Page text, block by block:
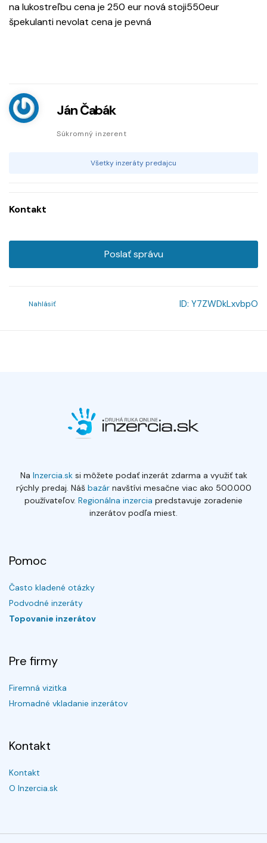
na lukostreľbu cena je 250 eur nová stoji550eur
špekulanti nevolat cena je pevná
Ján Čabák
Súkromný inzerent
Všetky inzeráty predajcu
Kontakt
Poslať správu
Nahlásiť ID: Y7ZWDkLxvbpO
Na Inzercia.sksi môžete podať inzerát zdarma a využiť tak
rýchly predaj. Náš bazárnavštívi mesačne viac ako 500.000
používateľov. Regionálna inzercia predstavuje zoradenie
inzerátov podľa miest.
Pomoc
Často kladené otázky
Podvodné inzeráty
Topovanie inzerátov
Pre firmy
Firemná vizitka
Hromadné vkladanie inzerátov
Kontakt
Kontakt
O Inzercia.sk